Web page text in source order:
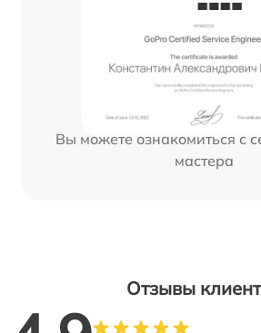
Вы можете ознакомиться с
мастера
Отзывы